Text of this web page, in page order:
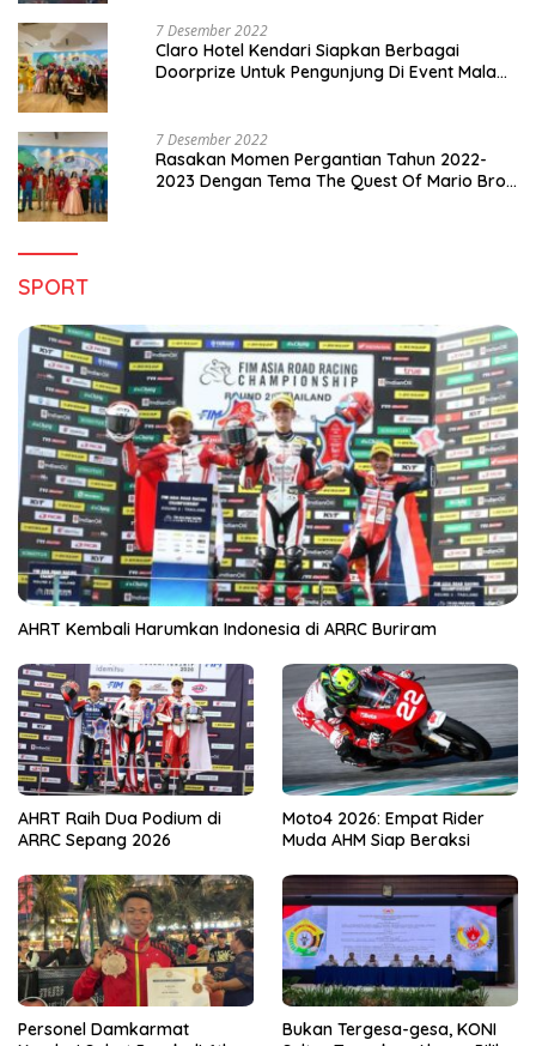
7 Desember 2022
Claro Hotel Kendari Siapkan Berbagai
Doorprize Untuk Pengunjung Di Event Malam
7 Desember 2022
Rasakan Momen Pergantian Tahun 2022-
2023 Dengan Tema The Quest Of Mario Bros
SPORT
AHRT Kembali Harumkan Indonesia di ARRC Buriram
AHRT Raih Dua Podium di
ARRC Sepang 2026
Moto4 2026: Empat Rider
Muda AHM Siap Beraksi
Personel Damkarmat
Bukan Tergesa-gesa, KONI